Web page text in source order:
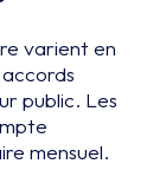
varient en
public. Les
mensuel.